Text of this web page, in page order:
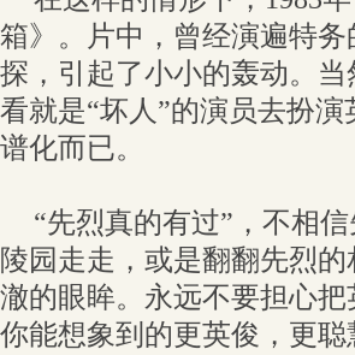
箱》。片中，曾经演遍特
探，引起了小小的轰动。
看就是“坏人”的演员去扮
谱化而已。
“先烈真的有过”，不相
陵园走走，或是翻翻先烈
澈的眼眸。永远不要担心
你能想象到的更英俊，更